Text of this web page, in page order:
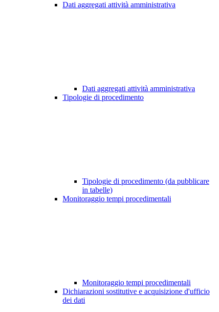
Dati aggregati attività amministrativa
Dati aggregati attività amministrativa
Tipologie di procedimento
Tipologie di procedimento (da pubblicare
in tabelle)
Monitoraggio tempi procedimentali
Monitoraggio tempi procedimentali
Dichiarazioni sostitutive e acquisizione d'ufficio
dei dati